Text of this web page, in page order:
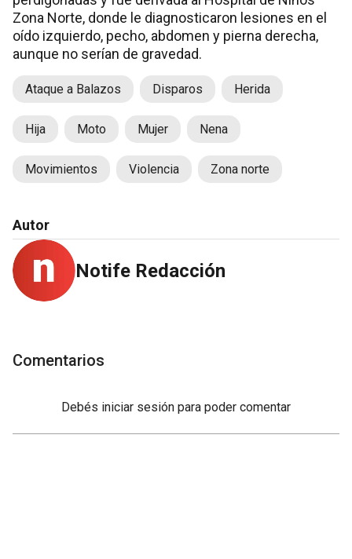
Zona Norte, donde le diagnosticaron lesiones en el
oído izquierdo, pecho, abdomen y pierna derecha,
aunque no serían de gravedad.
Ataque a Balazos Disparos Herida
Hija Moto Mujer Nena
Movimientos Violencia Zona norte
Autor
Notife Redacción
Comentarios
Debés iniciar sesión para poder comentar